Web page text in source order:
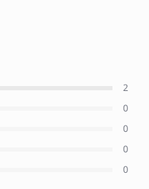
2
0
0
0
0